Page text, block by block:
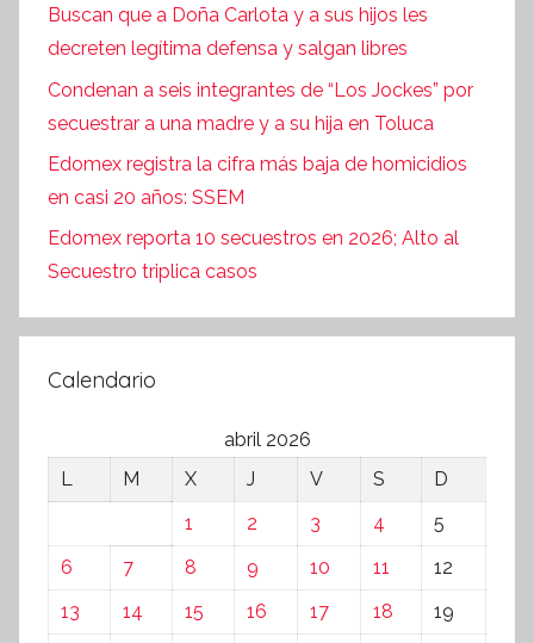
Buscan que a Doña Carlota y a sus hijos les
decreten legítima defensa y salgan libres
Condenan a seis integrantes de “Los Jockes” por
secuestrar a una madre y a su hija en Toluca
Edomex registra la cifra más baja de homicidios
en casi 20 años: SSEM
Edomex reporta 10 secuestros en 2026; Alto al
Secuestro triplica casos
Calendario
abril 2026
L
M X J V S
D
1
2 3 4
5
6
7 8 9 10 11
12
13
14 15 16 17 18
19